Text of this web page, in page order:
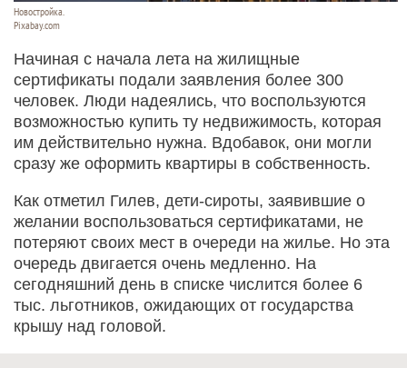
Новостройка.
Pixabay.com
Начиная с начала лета на жилищные
сертификаты подали заявления более 300
человек. Люди надеялись, что воспользуются
возможностью купить ту недвижимость, которая
им действительно нужна. Вдобавок, они могли
сразу же оформить квартиры в собственность.
Как отметил Гилев, дети-сироты, заявившие о
желании воспользоваться сертификатами, не
потеряют своих мест в очереди на жилье. Но эта
очередь двигается очень медленно. На
сегодняшний день в списке числится более 6
тыс. льготников, ожидающих от государства
крышу над головой.